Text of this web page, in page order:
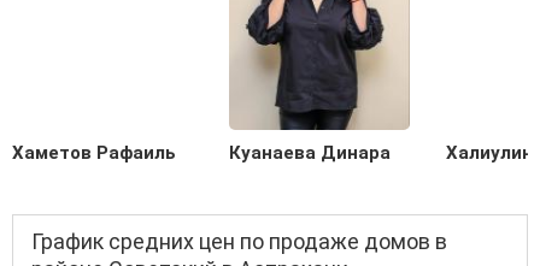
Хаметов Рафаиль Куанаева Динара
График средних цен по продаже домов в